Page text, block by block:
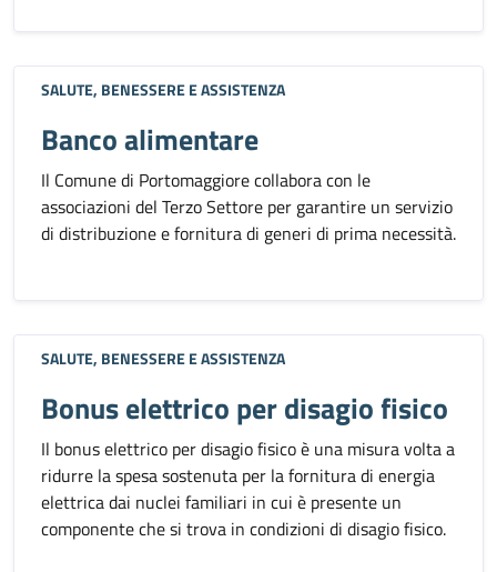
SALUTE, BENESSERE E ASSISTENZA
Banco alimentare
Il Comune di Portomaggiore collabora con le
associazioni del Terzo Settore per garantire un servizio
di distribuzione e fornitura di generi di prima necessità.
SALUTE, BENESSERE E ASSISTENZA
Bonus elettrico per disagio fisico
Il bonus elettrico per disagio fisico è una misura volta a
ridurre la spesa sostenuta per la fornitura di energia
elettrica dai nuclei familiari in cui è presente un
componente che si trova in condizioni di disagio fisico.